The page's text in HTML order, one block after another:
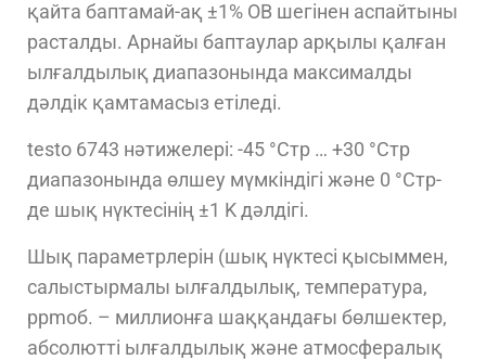
қайта баптамай-ақ ±1% ОВ шегінен аспайтыны
расталды. Арнайы баптаулар арқылы қалған
ылғалдылық диапазонында максималды
дәлдік қамтамасыз етіледі.
testo 6743 нәтижелері: -45 °Cтр … +30 °Cтр
диапазонында өлшеу мүмкіндігі және 0 °Cтр-
де шық нүктесінің ±1 K дәлдігі.
Шық параметрлерін (шық нүктесі қысыммен,
салыстырмалы ылғалдылық, температура,
ppmоб. – миллионға шаққандағы бөлшектер,
абсолютті ылғалдылық және атмосфералық